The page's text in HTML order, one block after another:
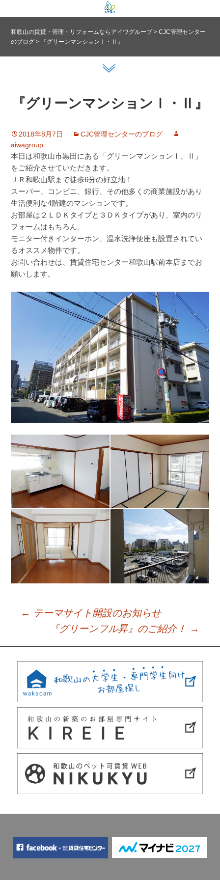
和歌山の賃貸・管理・リフォームならアイワグループ>CJC管理センター
のブログ > 『グリーンマンションⅠ・Ⅱ』
『グリーンマンションⅠ・Ⅱ』
2018年8月7日
CJC管理センターのブログ
aiwagroup
本日は和歌山市黒田にある「グリーンマンションⅠ、Ⅱ」
をご紹介させていただきます。
ＪＲ和歌山駅まで徒歩6分の好立地！
スーパー、コンビニ、銀行、その他多くの商業施設があり
生活便利な4階建のマンションです。
お部屋は２ＬＤＫタイプと３ＤＫタイプがあり、室内のリ
フォームはもちろん、
モニター付きインターホン、温水洗浄便座も設置されてい
るオススメ物件です。
お問い合わせは、賃貸住宅センター和歌山駅前本店までお
願いします。
Post
navigation
← テーマサイト開設のお知らせ
『グリーンフル昇』のご紹介！
→